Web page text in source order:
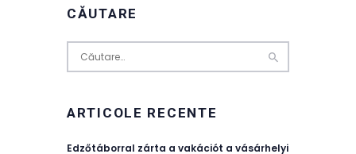
CĂUTARE
după:
ARTICOLE RECENTE
Edzőtáborral zárta a vakációt a vásárhelyi